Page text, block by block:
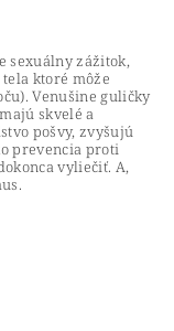
sexuálny zážitok,
ktoré môže
Venušine guličky
skvelé a
pošvy, zvyšujú
prevencia proti
vyliečiť. A,